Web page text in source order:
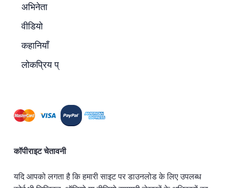
अभिनेता
वीडियो
कहानियाँ
लोकप्रिय प्
कॉपीराइट चेतावनी
यदि आपको लगता है कि हमारी साइट पर डाउनलोड के लिए उपलब्ध